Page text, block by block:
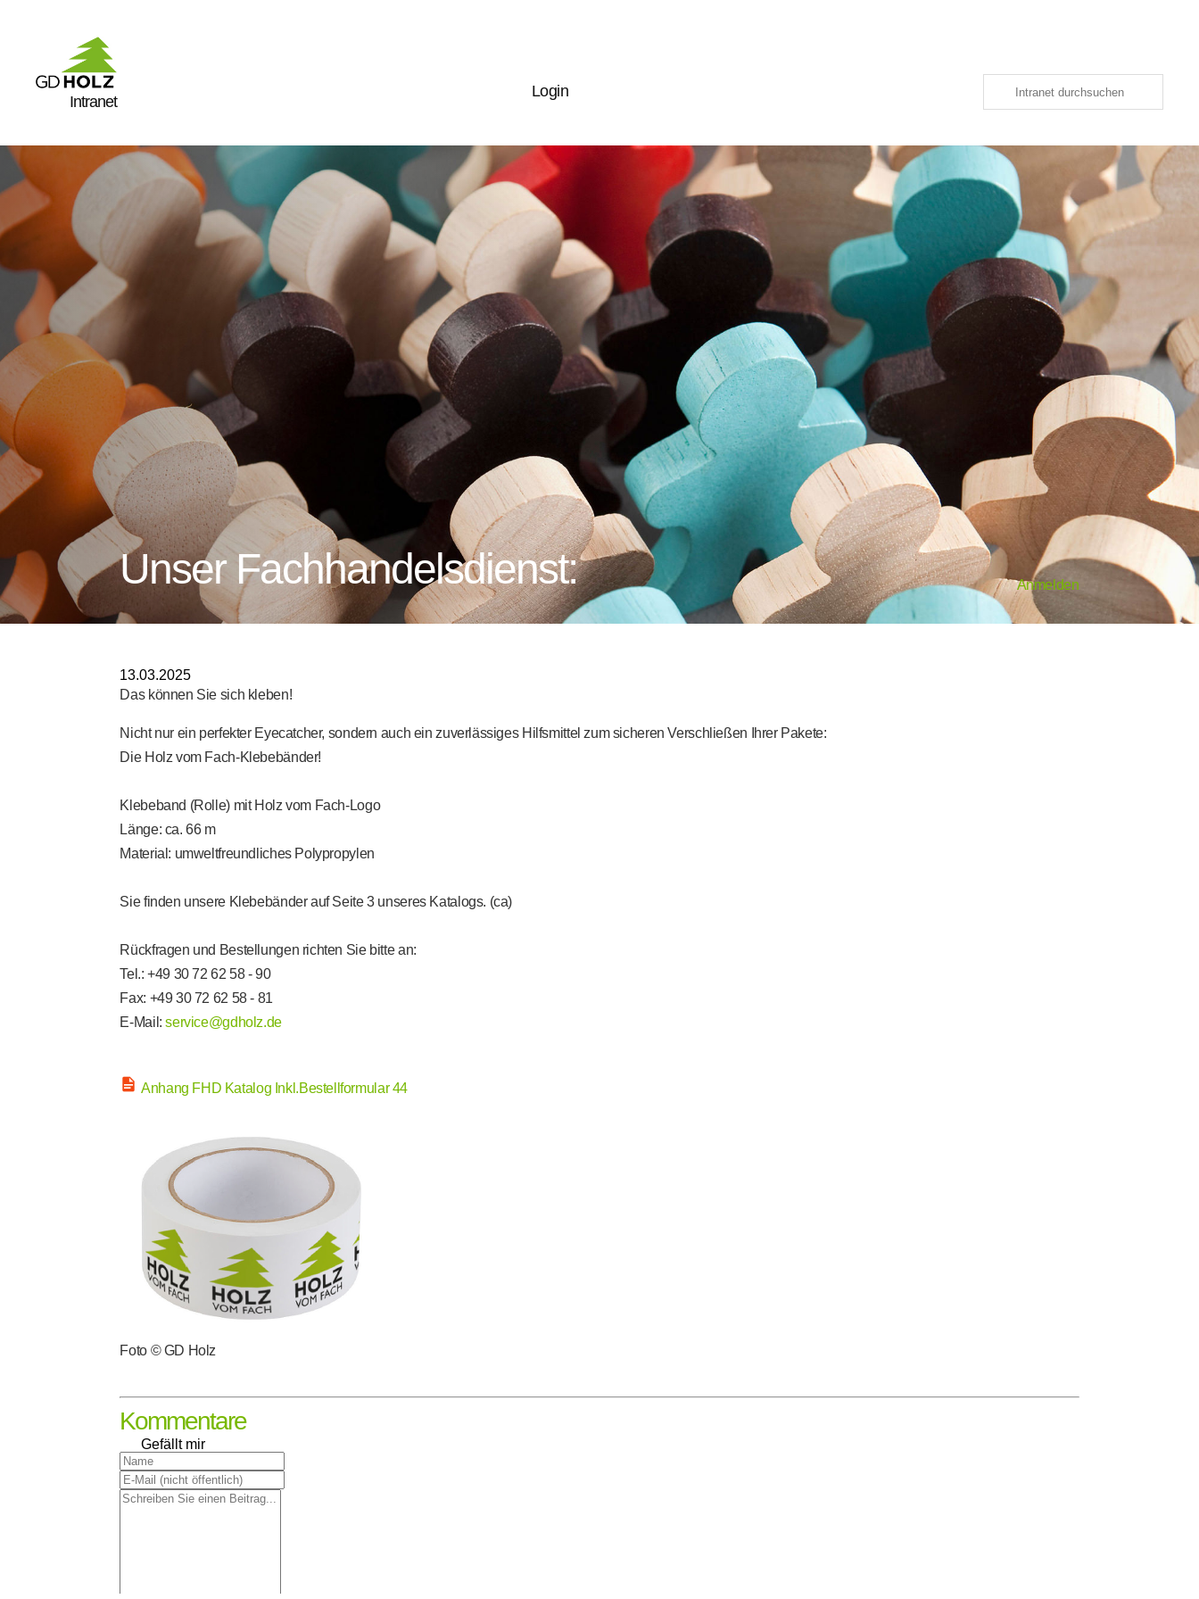
Intranet
Login
Unser Fachhandelsdienst: Anmelden
13.03.2025
Das können Sie sich kleben!
Nicht nur ein perfekter Eyecatcher, sondern auch ein zuverlässiges Hilfsmittel zum sicheren Verschließen Ihrer Pakete:
Die Holz vom Fach-Klebebänder!
Klebeband (Rolle) mit Holz vom Fach-Logo
Länge: ca. 66 m
Material: umweltfreundliches Polypropylen
Sie finden unsere Klebebänder auf Seite 3 unseres Katalogs. (ca)
Rückfragen und Bestellungen richten Sie bitte an:
Tel.: +49 30 72 62 58 - 90
Fax: +49 30 72 62 58 - 81
E-Mail:service@gdholz.de
Anhang FHD Katalog Inkl.Bestellformular 44
Foto © GD Holz
Kommentare
Gefällt mir